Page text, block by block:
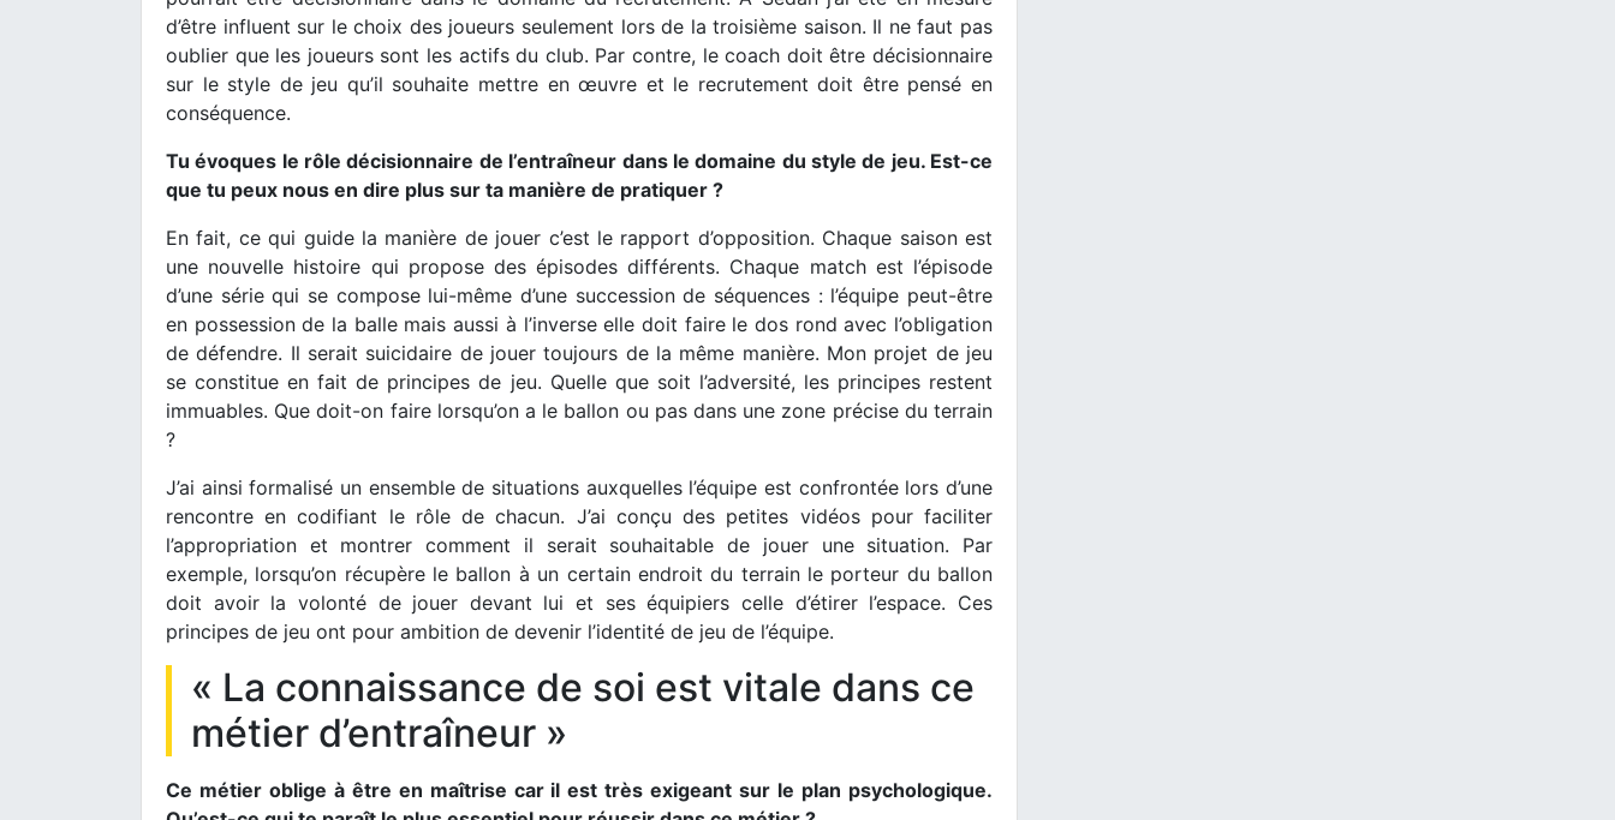
d’être influent sur le choix des joueurs seulement lors de la troisième saison. Il ne faut pas
oublier que les joueurs sont les actifs du club. Par contre, le coach doit être décisionnaire
sur le style de jeu qu’il souhaite mettre en œuvre et le recrutement doit être pensé en
conséquence.
Tu évoques le rôle décisionnaire de l’entraîneur dans le domaine du style de jeu. Est-ce
que tu peux nous en dire plus sur ta manière de pratiquer ?
En fait, ce qui guide la manière de jouer c’est le rapport d’opposition. Chaque saison est
une nouvelle histoire qui propose des épisodes différents. Chaque match est l’épisode
d’une série qui se compose lui-même d’une succession de séquences : l’équipe peut-être
en possession de la balle mais aussi à l’inverse elle doit faire le dos rond avec l’obligation
de défendre. Il serait suicidaire de jouer toujours de la même manière. Mon projet de jeu
se constitue en fait de principes de jeu. Quelle que soit l’adversité, les principes restent
immuables. Que doit-on faire lorsqu’on a le ballon ou pas dans une zone précise du terrain
?
J’ai ainsi formalisé un ensemble de situations auxquelles l’équipe est confrontée lors d’une
rencontre en codifiant le rôle de chacun. J’ai conçu des petites vidéos pour faciliter
l’appropriation et montrer comment il serait souhaitable de jouer une situation. Par
exemple, lorsqu’on récupère le ballon à un certain endroit du terrain le porteur du ballon
doit avoir la volonté de jouer devant lui et ses équipiers celle d’étirer l’espace. Ces
principes de jeu ont pour ambition de devenir l’identité de jeu de l’équipe.
« La connaissance de soi est vitale dans ce
métier d’entraîneur »
Ce métier oblige à être en maîtrise car il est très exigeant sur le plan psychologique.